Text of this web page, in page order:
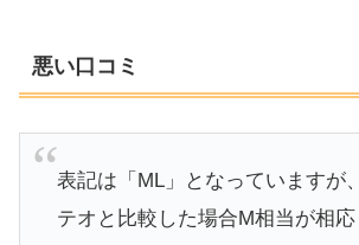
悪い口コミ
表記は「ML」となっていますが
テオと比較した場合M相当が相